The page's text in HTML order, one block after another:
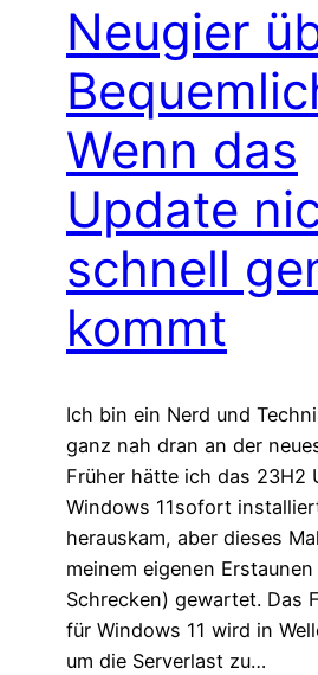
Neugier
Wenn das
Update
schnell
kommt
Ich bin ein Nerd und
ganz nah dran an der
Früher hätte ich das 23H2
Windows 11sofort
herauskam, aber dieses
meinem eigenen
Schrecken) gewartet. Das
für Windows 11 wird in
um die Serverlast zu…